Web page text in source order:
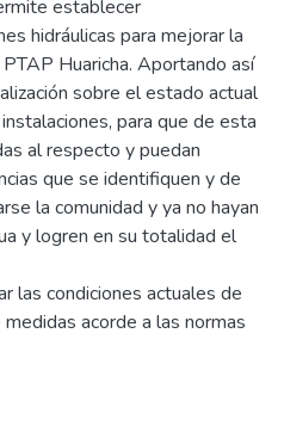
establecer
hidráulicas para mejorar la
Huaricha. Aportando así
sobre el estado actual
para que de esta
al respecto y puedan
que se identifiquen y de
la comunidad y ya no hayan
y logren en su totalidad el
las condiciones actuales de
acorde a las normas